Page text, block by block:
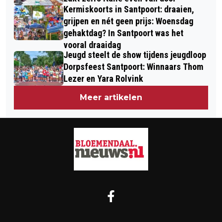
Kermiskoorts in Santpoort: draaien,
grijpen en nét geen prijs: Woensdag
gehaktdag? In Santpoort was het
vooral draaidag
Jeugd steelt de show tijdens jeugdloop
Dorpsfeest Santpoort: Winnaars Thom
Lezer en Yara Rolvink
Meer artikelen